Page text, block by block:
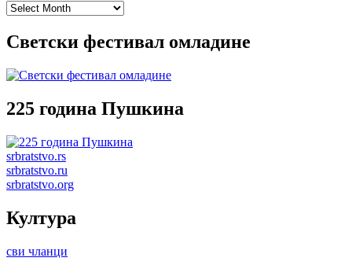
Archives
Светски фестивал омладине
225 година Пушкина
srbratstvo.rs
srbratstvo.ru
srbratstvo.org
Култура
сви чланци